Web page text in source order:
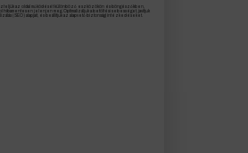
az oldal működését különböző eszközökön és böngészőkben,
hibamentesen jelenjen meg. Optimalizáljuk a betöltési sebességet, javítjuk
(SEO) alapjait, és beállítjuk az alapvető biztonsági intézkedéseket.